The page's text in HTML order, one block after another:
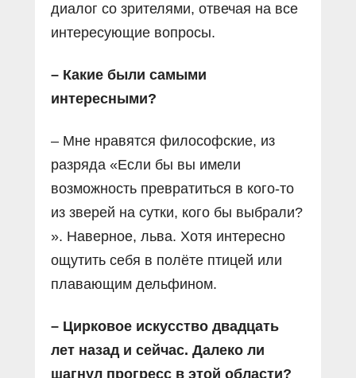
диалог со зрителями, отвечая на все
интересующие вопросы.
– Какие были самыми
интересными?
– Мне нравятся философские, из
разряда «Если бы вы имели
возможность превратиться в кого-то
из зверей на сутки, кого бы выбрали?
». Наверное, льва. Хотя интересно
ощутить себя в полёте птицей или
плавающим дельфином.
– Цирковое искусство двадцать
лет назад и сейчас. Далеко ли
шагнул прогресс в этой области?